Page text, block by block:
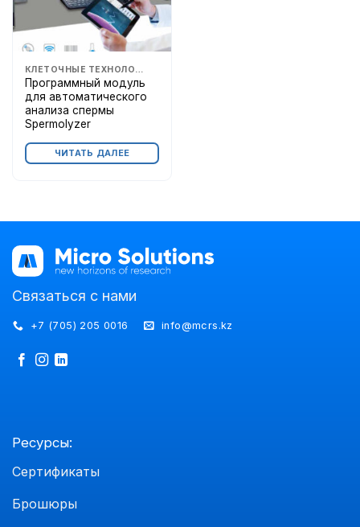
Программный модуль
для автоматического
анализа спермы
Spermolyzer
ЧИТАТЬ ДАЛЕЕ
Связаться с нами
+7 (705) 205 0016 info@mcrs.kz
Ресурсы:
Сертификаты
Брошюры